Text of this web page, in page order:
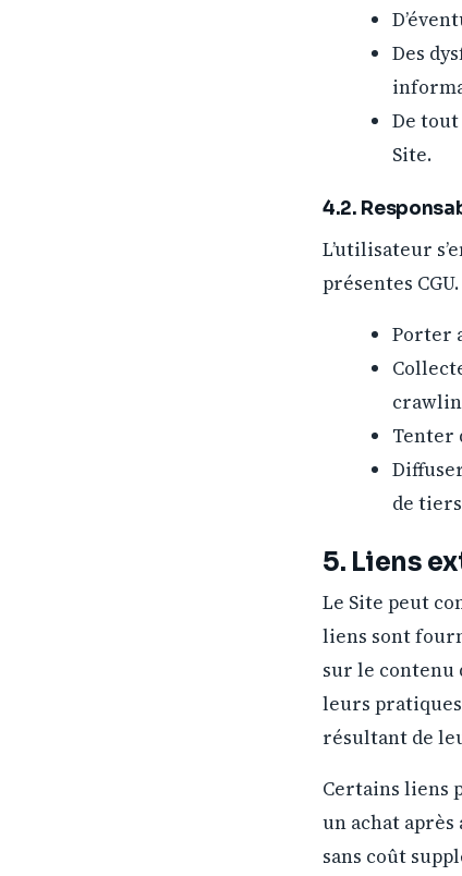
Des
De
Site.
4.2.
L’utilisateur
présentes
Porter
Tenter
de
5. Liens
Le Site peut
liens sont
sur le contenu
leurs
résultant de
Certains liens
un achat
sans coût